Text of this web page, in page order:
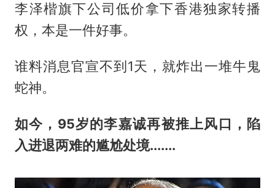
李泽楷旗下公司低价拿下香港独家转播
权，本是一件好事。
谁料消息官宣不到1天，就炸出一堆牛鬼
蛇神。
如今，95岁的李嘉诚再被推上风口，陷
入进退两难的尴尬处境.......